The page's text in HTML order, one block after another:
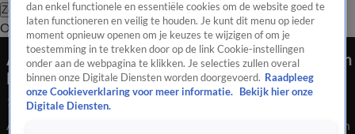
Zoeken
OverzichtRegioUitzendingenWeerTip de redactiePanelVideo's
Asielminister reageert op rellen bij azc-opvang in
Loosdrecht
13 mei 2026, 11:43
Asielminister Bart van den Brink (CDA) vindt dat politici eraan
dan enkel functionele en essentiële cookies om de website goed te
laten functioneren en veilig te houden. Je kunt dit menu op ieder
moment opnieuw openen om je keuzes te wijzigen of om je
toestemming in te trekken door op de link Cookie-instellingen
onder aan de webpagina te klikken. Je selecties zullen overal
binnen onze Digitale Diensten worden doorgevoerd. Raadpleeg
onze Cookieverklaring voor meer informatie.
Bekijk hier onze
Digitale Diensten.